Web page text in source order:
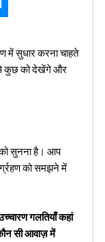
में सुधार करना चाहते
कुछ को देखेंगे और
सुनना है। आप
को समझने में
गलतियाँ कहां
सी आवाज़ में